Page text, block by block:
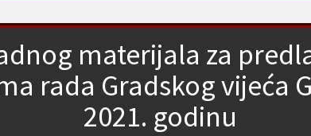
materijala za
rada Gradskog vijeća
2021. godinu